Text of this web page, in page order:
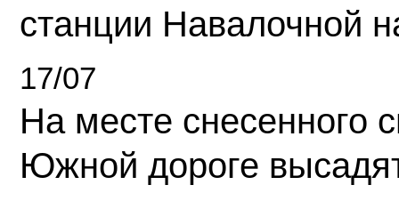
станции Навалочной
17/07
На месте снесенного
Южной дороге